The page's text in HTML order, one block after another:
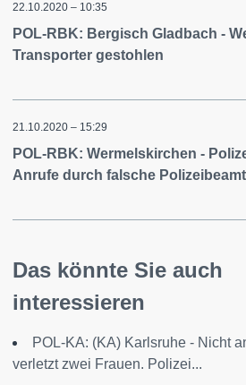
22.10.2020 – 10:35
POL-RBK: Bergisch Gladbach -
Transporter gestohlen
21.10.2020 – 15:29
POL-RBK: Wermelskirchen -
Anrufe durch falsche
Das könnte Sie auch
interessieren
POL-KA: (KA) Karlsruhe - Nicht
verletzt zwei Frauen. Polizei...